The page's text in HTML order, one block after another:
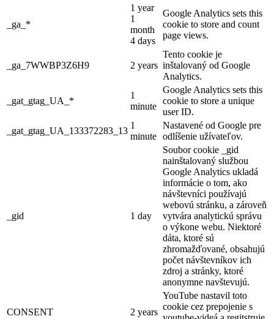
_ga_*
1 year
1
month
4 days
Google Analytics sets this
cookie to store and count
page views.
_ga_7WWBP3Z6H9 2 years
Tento cookie je
inštalovaný od Google
Analytics.
_gat_gtag_UA_*
1
minute
Google Analytics sets this
cookie to store a unique
user ID.
_gat_gtag_UA_133372283_13
1
minute
Nastavené od Google pre
odlíšenie užívateľov.
_gid 1 day
Soubor cookie _gid
nainštalovaný službou
Google Analytics ukladá
informácie o tom, ako
návštevníci používajú
webovú stránku, a zároveň
vytvára analytickú správu
o výkone webu. Niektoré
dáta, ktoré sú
zhromažďované, obsahujú
počet návštevníkov ich
zdroj a stránky, ktoré
anonymne navštevujú.
CONSENT 2 years
YouTube nastavil toto
cookie cez prepojenie s